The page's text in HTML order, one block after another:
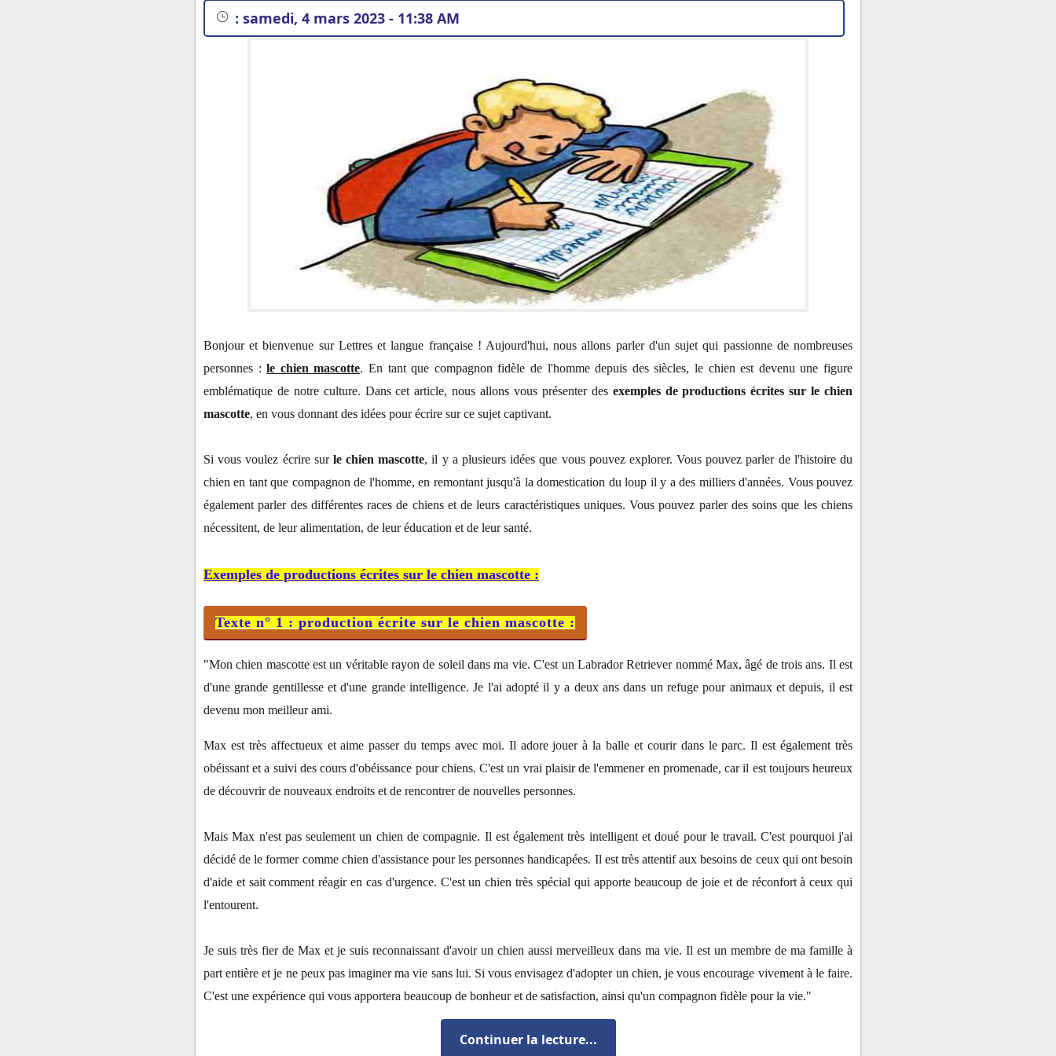
: samedi, 4 mars 2023 - 11:38 AM
Texte n° 2 : production écrite sur le chien mascotte :
Bonjour et bienvenue sur Lettres et langue française ! Aujourd'hui, nous allons parler d'un sujet qui passionne de nombreuses
personnes :le chien mascotte. En tant que compagnon fidèle de l'homme depuis des siècles, le chien est devenu une figure
emblématique de notre culture. Dans cet article, nous allons vous présenter des exemples de productions écrites sur le chien
mascotte, en vous donnant des idées pour écrire sur ce sujet captivant.
Si vous voulez écrire sur le chien mascotte, il y a plusieurs idées que vous pouvez explorer. Vous pouvez parler de l'histoire du
chien en tant que compagnon de l'homme, en remontant jusqu'à la domestication du loup il y a des milliers d'années. Vous pouvez
également parler des différentes races de chiens et de leurs caractéristiques uniques. Vous pouvez parler des soins que les chiens
nécessitent, de leur alimentation, de leur éducation et de leur santé.
Exemples de productions écrites sur le chien mascotte :
Texte n° 1 : production écrite sur le chien mascotte :
"Mon chien mascotte est un véritable rayon de soleil dans ma vie. C'est un Labrador Retriever nommé Max, âgé de trois ans. Il est
d'une grande gentillesse et d'une grande intelligence. Je l'ai adopté il y a deux ans dans un refuge pour animaux et depuis, il est
devenu mon meilleur ami.
Max est très affectueux et aime passer du temps avec moi. Il adore jouer à la balle et courir dans le parc. Il est également très
obéissant et a suivi des cours d'obéissance pour chiens. C'est un vrai plaisir de l'emmener en promenade, car il est toujours heureux
de découvrir de nouveaux endroits et de rencontrer de nouvelles personnes.
Mais Max n'est pas seulement un chien de compagnie. Il est également très intelligent et doué pour le travail. C'est pourquoi j'ai
décidé de le former comme chien d'assistance pour les personnes handicapées. Il est très attentif aux besoins de ceux qui ont besoin
d'aide et sait comment réagir en cas d'urgence. C'est un chien très spécial qui apporte beaucoup de joie et de réconfort à ceux qui
l'entourent.
Je suis très fier de Max et je suis reconnaissant d'avoir un chien aussi merveilleux dans ma vie. Il est un membre de ma famille à
part entière et je ne peux pas imaginer ma vie sans lui. Si vous envisagez d'adopter un chien, je vous encourage vivement à le faire.
C'est une expérience qui vous apportera beaucoup de bonheur et de satisfaction, ainsi qu'un compagnon fidèle pour la vie."
Continuer la lecture...